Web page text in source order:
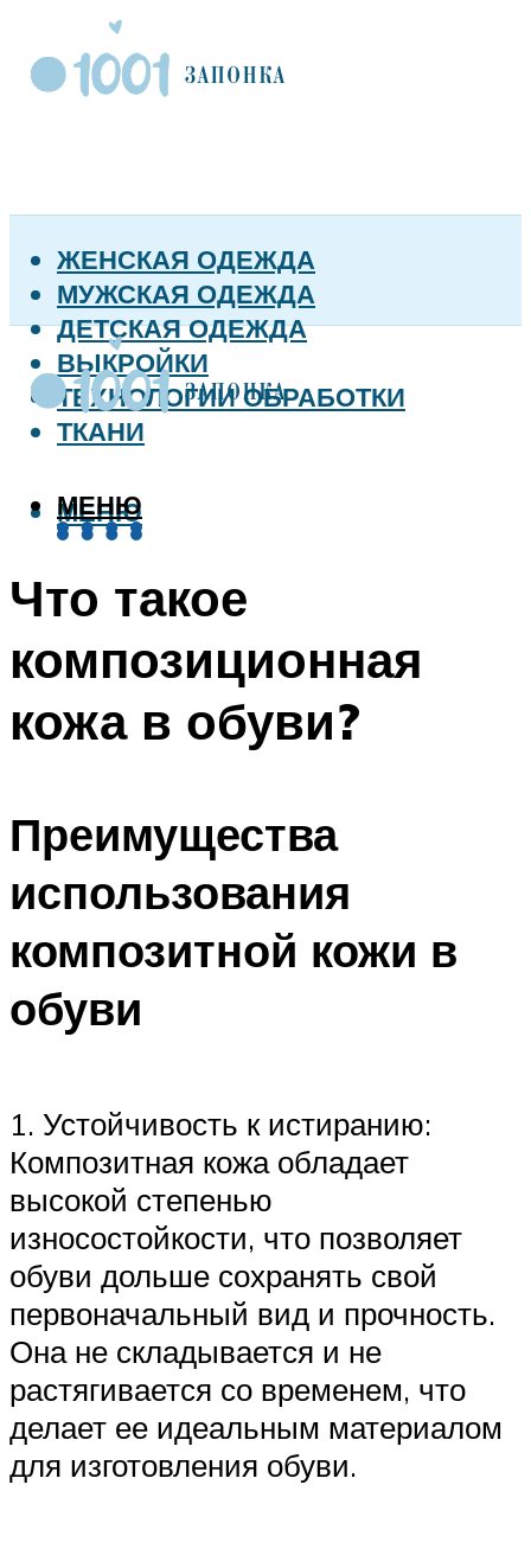
ЖЕНСКАЯ ОДЕЖДА
МУЖСКАЯ ОДЕЖДА
ДЕТСКАЯ ОДЕЖДА
ВЫКРОЙКИ
ТЕХНОЛОГИИ ОБРАБОТКИ
ТКАНИ
МЕНЮ
МЕНЮ
Что такое
композиционная
кожа в обуви?
Преимущества
использования
композитной кожи в
обуви
1. Устойчивость к истиранию:
Композитная кожа обладает
высокой степенью
износостойкости, что позволяет
обуви дольше сохранять свой
первоначальный вид и прочность.
Она не складывается и не
растягивается со временем, что
делает ее идеальным материалом
для изготовления обуви.